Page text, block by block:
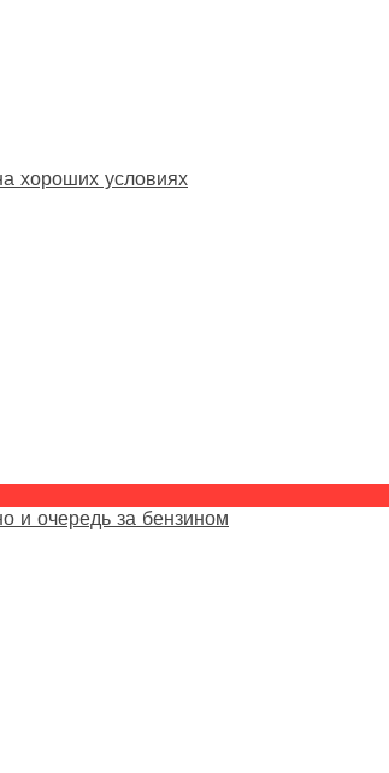
хороших условиях
и очередь за бензином